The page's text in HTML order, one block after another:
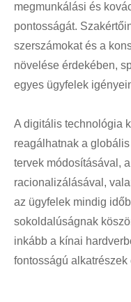
megmunkálási és
pontosságát.
szerszámokat és a
növelése érdekében,
egyes ügyfelek
A digitális technológia
reagálhatnak a
tervek módosításával,
racionalizálásával,
az ügyfelek mindig
sokoldalúságnak
inkább a kínai
fontosságú